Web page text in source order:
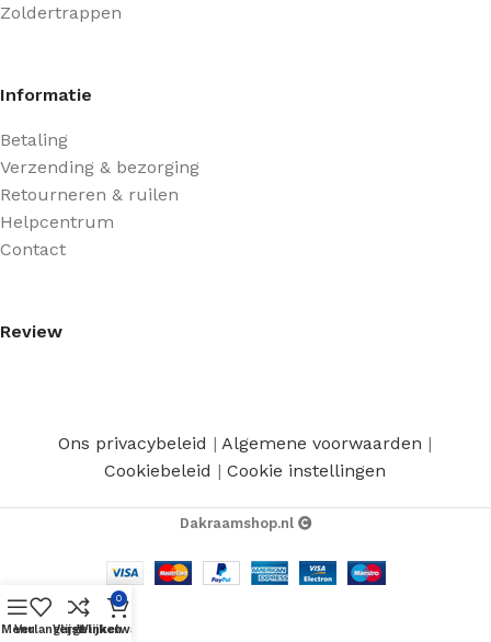
Zoldertrappen
Informatie
Betaling
Verzending & bezorging
Retourneren & ruilen
Helpcentrum
Contact
Review
Ons privacybeleid | Algemene voorwaarden |
Cookiebeleid |Cookie instellingen
Dakraamshop.nl
Menu
VerlanglijstVergelijken
0
Winkelwagen